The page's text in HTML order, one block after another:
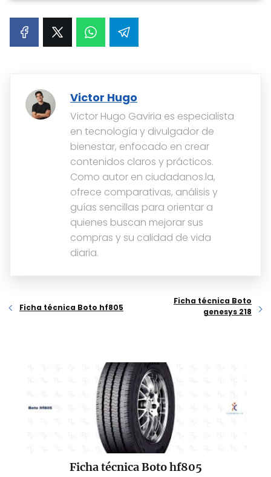
Victor Hugo
Victor Hugo Gaviria es especialista
en tecnología y divulgador de
bienestar, enfocado en crear
contenidos claros y prácticos.
Como autor en ciudadanos.la,
ofrece comparativas, análisis y
guías sencillas para orientar a
quienes buscan mejorar sus
compras y su calidad de vida
diaria.
Ficha técnica Boto hf805
Ficha técnica Boto
genesys 218
Ficha técnica Boto hf805